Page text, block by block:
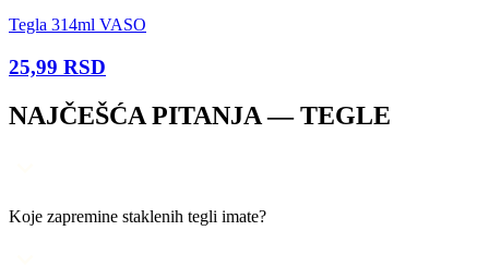
Tegla 314ml VASO
25,99 RSD
NAJČEŠĆA PITANJA —TEGLE
Koje zapremine staklenih tegli imate?